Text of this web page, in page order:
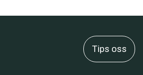
Tips oss